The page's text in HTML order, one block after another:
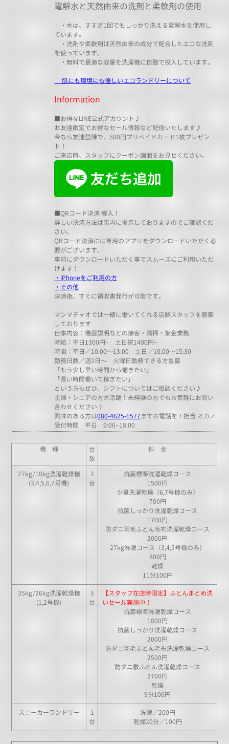
電解水と天然由来の洗剤と柔軟剤の使用
・水は、すすぎ1回でもしっかり洗える電解水を使用し
ています。
・洗剤や柔軟剤は天然由来の成分で配合したエコな洗剤
を使っています。
・無料で最適な容量を洗濯機に自動で投入しています。
肌にも環境にも優しいエコランドリーについて
Information
■お得なLINE公式アカウント♪
お友達限定でお得なセール情報など配信いたします♪
今なら友達登録で、500円プリペイドカード1枚プレゼン
ト！
ご来店時、スタッフにクーポン画面をお見せください。
■QRコード決済 導入！
詳しい決済方法は店内に掲示しておりますのでご確認くだ
さい。
QRコード決済には専用のアプリをダウンロードいただく必
要がございます。
事前にダウンロードいただく事でスムーズにご利用いただ
けます！
・iPhoneをご利用の方
・その他
決済後、すぐに領収書発行が可能です。
マンマチャオでは一緒に働いてくれる店舗スタッフを募集
しております
仕事内容：機器説明などの接客・清掃・集金業務
時給：平日1300円~ 土日祝1400円~
時間：平日／10:00～13:00 土日／10:00～15:30
勤務日数／週2日～ 火曜日勤務できる方急募
「もう少し早い時間から働きたい」
「長い時間働いて稼ぎたい」
という方もぜひ、シフトについてはご相談ください♪
主婦・シニアの方大活躍！未経験の方でもお気軽にお問い
合わせください！
興味のある方は080-4625-6577までお電話を！担当 オカノ
受付時間 平日 9:00~18:00
機 種
台
数
料 金
27kg/18kg洗濯乾燥機
(3,4,5,6,7号機)
2
台
抗菌標準洗濯乾燥コース
1500円
少量洗濯乾燥（6,7号機のみ）
700円
抗菌しっかり洗濯乾燥コース
1700円
防ダニ羽毛ふとん毛布洗濯乾燥コース
2000円
27kg洗濯コース（3,4,5号機のみ）
800円
乾燥
11分100円
35kg/26kg洗濯乾燥機
(1,2号機)
5
台
【スタッフ在店時限定】ふとんまとめ洗
いセール実施中！
抗菌標準洗濯乾燥コース
1800円
抗菌しっかり洗濯乾燥コース
2000円
防ダニ羽毛ふとん毛布洗濯乾燥コース
2500円
防ダニ敷ふとん洗濯乾燥コース
2700円
乾燥
9分100円
スニーカーランドリー
1
台
洗濯／200円
乾燥20分／100円